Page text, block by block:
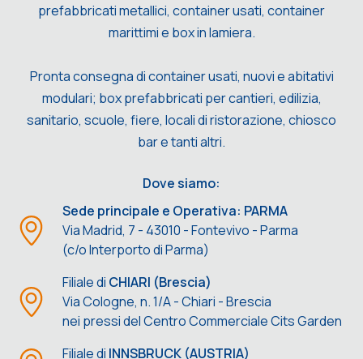
prefabbricati metallici, container usati, container
marittimi e box in lamiera.
Pronta consegna di container usati, nuovi e abitativi
modulari; box prefabbricati per cantieri, edilizia,
sanitario, scuole, fiere, locali di ristorazione, chiosco
bar e tanti altri.
Dove siamo:
Sede principale e Operativa: PARMA
Via Madrid, 7 - 43010 - Fontevivo - Parma
(c/o Interporto di Parma)
Filiale di CHIARI (Brescia)
Via Cologne, n. 1/A - Chiari - Brescia
nei pressi del Centro Commerciale Cits Garden
Filiale di INNSBRUCK (AUSTRIA)